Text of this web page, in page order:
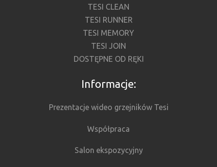
TESI CLEAN
TESI RUNNER
TESI MEMORY
TESI JOIN
DOSTĘPNE OD RĘKI
Informacje:
Prezentacje wideo grzejników Tesi
Współpraca
Salon ekspozycyjny